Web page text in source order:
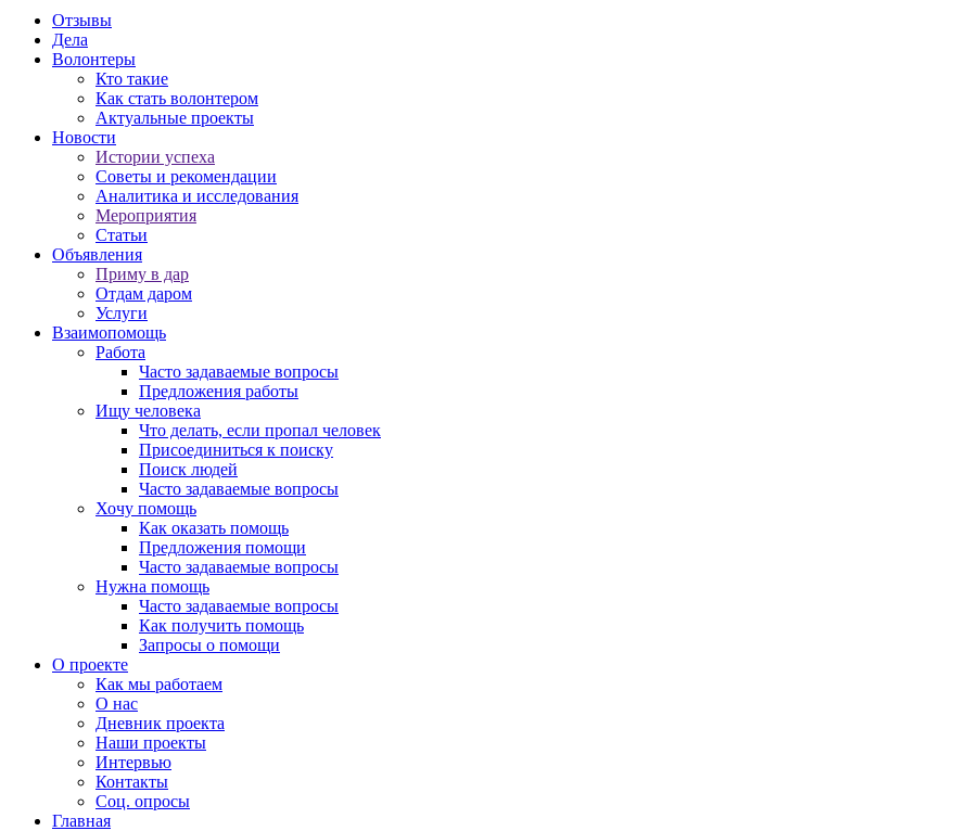
Отзывы
Дела
Волонтеры
Кто такие
Как стать волонтером
Актуальные проекты
Новости
Истории успеха
Советы и рекомендации
Аналитика и исследования
Мероприятия
Статьи
Объявления
Приму в дар
Отдам даром
Услуги
Взаимопомощь
Работа
Часто задаваемые вопросы
Предложения работы
Ищу человека
Что делать, если пропал человек
Присоединиться к поиску
Поиск людей
Часто задаваемые вопросы
Хочу помощь
Как оказать помощь
Предложения помощи
Часто задаваемые вопросы
Нужна помощь
Часто задаваемые вопросы
Как получить помощь
Запросы о помощи
О проекте
Как мы работаем
О нас
Дневник проекта
Наши проекты
Интервью
Контакты
Соц. опросы
Главная